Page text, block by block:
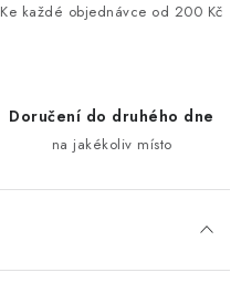
Ke každé objednávce od 200 Kč
Doručení do druhého dne
na jakékoliv místo